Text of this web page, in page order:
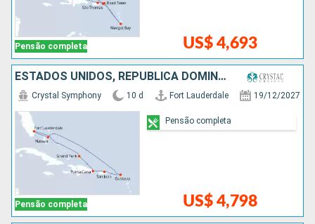
Pensão completa US$ 4,693
ESTADOS UNIDOS, REPUBLICA DOMINICANA, PORTO RICO, FRANCIA, BAHAMAS
Pensão completa
Crystal Symphony 10 d Fort Lauderdale 19/12/2027
US$ 4,798
Pensão completa